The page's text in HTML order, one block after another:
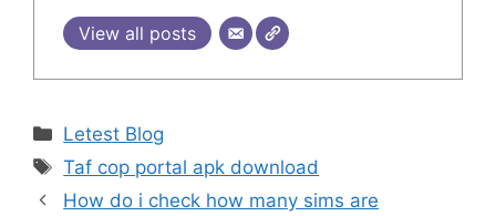
View all posts
Categories
Letest Blog
Tags
Taf cop portal apk download
How do i check how many sims are